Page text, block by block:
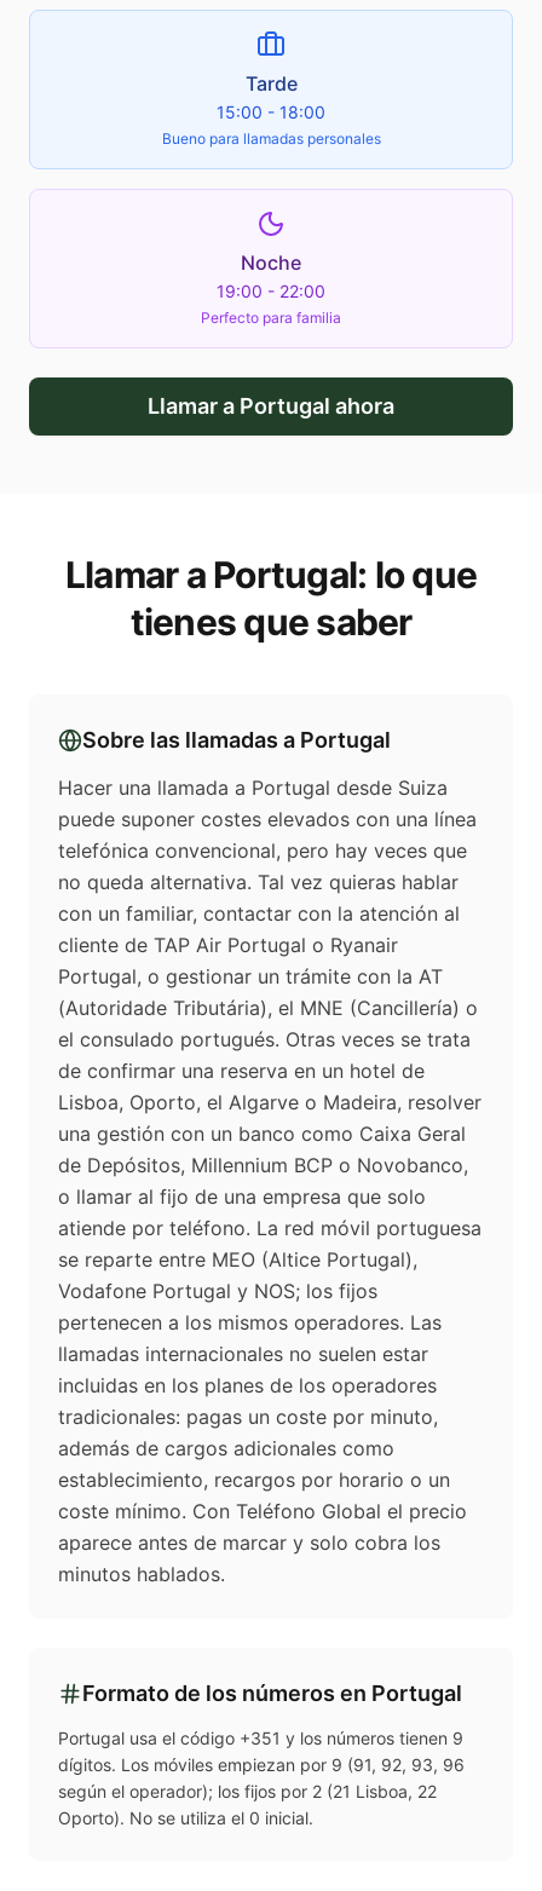
Tarde
15:00 - 18:00
Bueno para llamadas personales
Noche
19:00 - 22:00
Perfecto para familia
Llamar a Portugal ahora
Llamar aPortugal: lo que
tienes que saber
Sobre las llamadas a Portugal
Hacer una llamada a Portugal desde Suiza
puede suponer costes elevados con una línea
telefónica convencional, pero hay veces que
no queda alternativa. Tal vez quieras hablar
con un familiar, contactar con la atención al
cliente de TAP Air Portugal o Ryanair
Portugal, o gestionar un trámite con la AT
(Autoridade Tributária), el MNE (Cancillería) o
el consulado portugués. Otras veces se trata
de confirmar una reserva en un hotel de
Lisboa, Oporto, el Algarve o Madeira, resolver
una gestión con un banco como Caixa Geral
de Depósitos, Millennium BCP o Novobanco,
o llamar al fijo de una empresa que solo
atiende por teléfono. La red móvil portuguesa
se reparte entre MEO (Altice Portugal),
Vodafone Portugal y NOS; los fijos
pertenecen a los mismos operadores. Las
llamadas internacionales no suelen estar
incluidas en los planes de los operadores
tradicionales: pagas un coste por minuto,
además de cargos adicionales como
establecimiento, recargos por horario o un
coste mínimo. Con Teléfono Global el precio
aparece antes de marcar y solo cobra los
minutos hablados.
Formato de los números en Portugal
Portugal usa el código +351 y los números tienen 9
dígitos. Los móviles empiezan por 9 (91, 92, 93, 96
según el operador); los fijos por 2 (21 Lisboa, 22
Oporto). No se utiliza el 0 inicial.